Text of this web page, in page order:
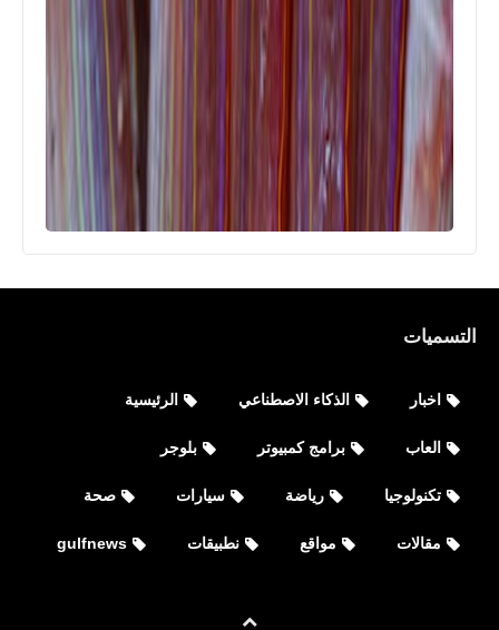
العاب
شخصية جديدة - ايجنيس New character
التسميات
اخبار الذكاء الاصطناعي الرئيسية
العاب برامج كمبيوتر بلوجر
تكنولوجيا رياضة سيارات صحة
مقالات مواقع نطبيقات gulfnews